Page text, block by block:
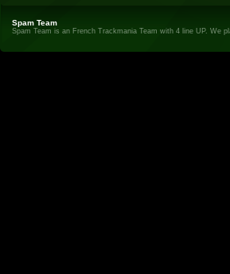
Spam Team
Spam Team is an French Trackmania Team with 4 line UP. We